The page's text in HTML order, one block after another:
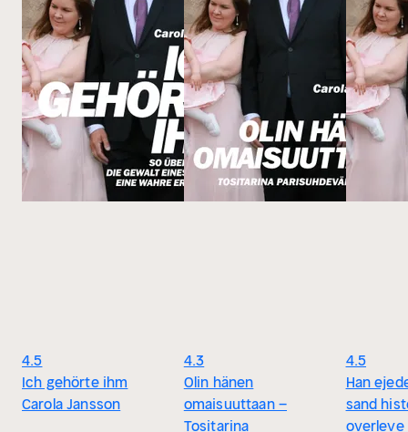
4.5
Ich gehörte ihm
Carola Jansson
4.3
Olin hänen
omaisuuttaan –
Tositarina
4.5
Han
sand
overleve